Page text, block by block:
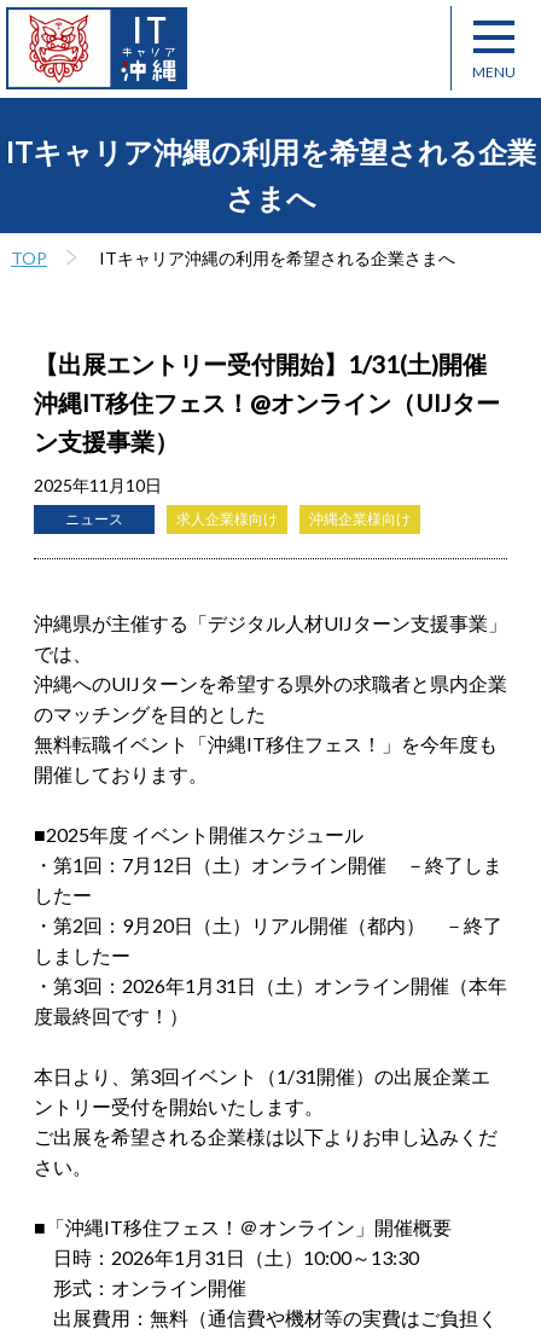
ITキャリア沖縄の利用を希望される企業
さまへ
TOP ITキャリア沖縄の利用を希望される企業さまへ
【出展エントリー受付開始】1/31(土)開催
沖縄IT移住フェス！@オンライン（UIJター
ン支援事業）
2025年11月10日
ニュース 求人企業様向け 沖縄企業様向け
沖縄県が主催する「デジタル人材UIJターン支援事業」
では、
沖縄へのUIJターンを希望する県外の求職者と県内企業
のマッチングを目的とした
無料転職イベント「沖縄IT移住フェス！」を今年度も
開催しております。
■2025年度 イベント開催スケジュール
・第1回：7月12日（土）オンライン開催 －終了しま
したー
・第2回：9月20日（土）リアル開催（都内） －終了
しましたー
・第3回：2026年1月31日（土）オンライン開催（本年
度最終回です！）
本日より、第3回イベント（1/31開催）の出展企業エ
ントリー受付を開始いたします。
ご出展を希望される企業様は以下よりお申し込みくだ
さい。
■「沖縄IT移住フェス！＠オンライン」開催概要
日時：2026年1月31日（土）10:00～13:30
形式：オンライン開催
出展費用：無料（通信費や機材等の実費はご負担く